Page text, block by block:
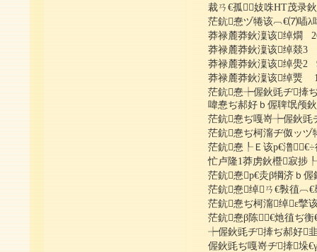
裁ㄢ€孤妓咮HT茂录
茫鈧惷ヅ犈该︹€⑺喢λ
莽禄麓莽鈥澟该绰燗
莽禄麓莽鈥澟该绰燚3
莽禄麓莽鈥澟该绰燢2
莽禄麓莽鈥澟该绰燛
茫鈧惷┾偓鈥毭ヂ撁
喡惷ぢ郝好ｂ偓聛氓颅
茫鈧惷ぢ嘎嵜┾偓鈥毭
茫鈧惷ぢ柯澝ヂ伮ッヅ
茫鈧惷┞Ｅ该р€澛
忙卢隆1莽虏鈥櫭寂捗
茫鈧惷р€灻β犅济ｂ
茫鈧惷绰ㄢ€斅徝
茫鈧惷ぢ柯澝绰ε撆
茫鈧惷β陈︹€灺徝ぢ
┾偓鈥毭ヂ撁ぢ郝好
偓鈥毭ぢ嘎嵜ヂ撁垛